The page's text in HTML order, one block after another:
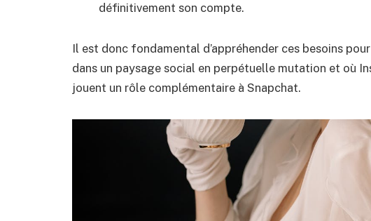
définitivement son compte.
Il est donc fondamental d’appréhender ces besoins
dans un paysage social en perpétuelle mutation et où
jouent un rôle complémentaire à Snapchat.